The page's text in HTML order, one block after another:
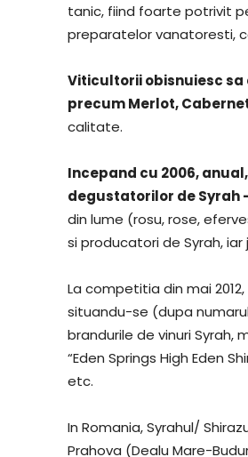
tanic, fiind foarte potrivit
preparatelor vanatoresti,
Viticultorii obisnuiesc
precum Merlot,
calitate.
Incepand cu 2006,
degustatorilor de Syrah
din lume (rosu, rose,
si producatori de Syrah,
La competitia din mai
situandu-se (dupa
brandurile de vinuri Syrah,
“Eden Springs High Eden
etc.
In Romania, Syrahul/
Prahova (Dealu Mare-